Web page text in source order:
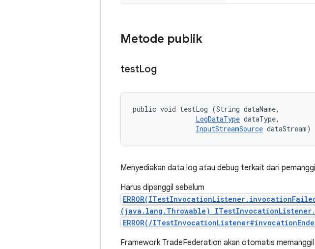
Metode publik
testLog
public void testLog (String dataName,
LogDataType dataType,
InputStreamSource dataStream)
Menyediakan data log atau debug terkait dari
Harus dipanggil sebelum
(java.lang.Throwable)
ERROR(/
Framework TradeFederation akan otomatis